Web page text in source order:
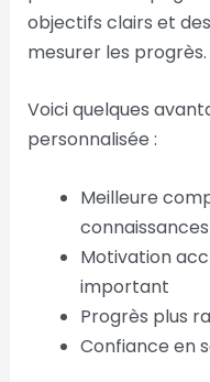
objectifs clairs et
mesurer les progrès.
Voici quelques
personnalisée :
Meilleure
connaissances
Motivation
important
Progrès plus
Confiance en